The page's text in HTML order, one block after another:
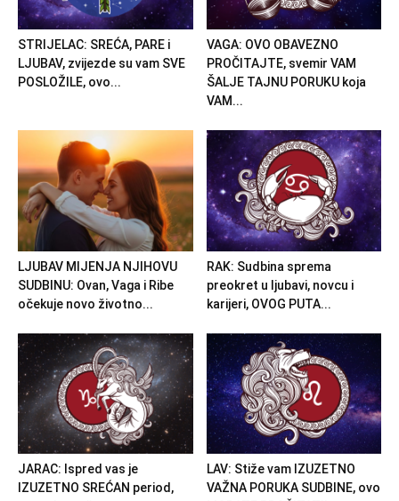
STRIJELAC: SREĆA, PARE i
LJUBAV, zvijezde su vam SVE
POSLOŽILE, ovo...
VAGA: OVO OBAVEZNO
PROČITAJTE, svemir VAM
ŠALJE TAJNU PORUKU koja
VAM...
LJUBAV MIJENJA NJIHOVU
SUDBINU: Ovan, Vaga i Ribe
očekuje novo životno...
RAK: Sudbina sprema
preokret u ljubavi, novcu i
karijeri, OVOG PUTA...
JARAC: Ispred vas je
IZUZETNO SREĆAN period,
LAV: Stiže vam IZUZETNO
VAŽNA PORUKA SUDBINE, ovo